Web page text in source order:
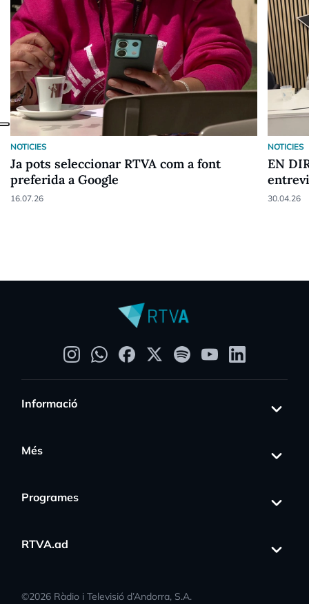
NOTICIES
Ja pots seleccionar RTVA com a font
preferida a Google
16.07.26
NOTICIES
EN
30.04.26
Informació
Més
Programes
RTVA.ad
©2026 Ràdio i Televisió d’Andorra, S.A.